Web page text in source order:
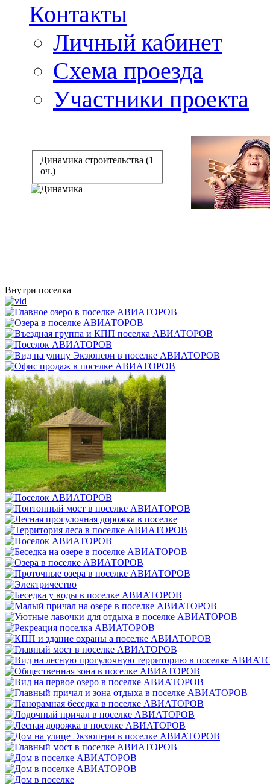
Контакты
Личный кабинет
Схема проезда
Участники проекта
Динамика строительства (1
оч.)
Внутри поселка